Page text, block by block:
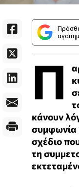
Π
κάνουν
συμφωνία
σχέδιο
τη